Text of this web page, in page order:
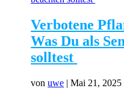
Verbotene
Was Du als
solltest
vonuwe |Mai 21, 2025